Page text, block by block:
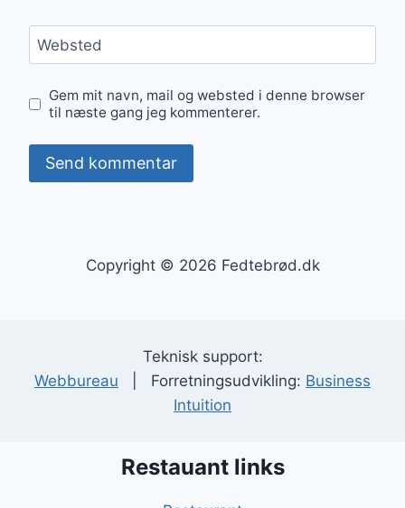
Websted
Gem mit navn, mail og websted i denne browser
til næste gang jeg kommenterer.
Copyright © 2026 Fedtebrød.dk
Teknisk support:
Webbureau | Forretningsudvikling: Business
Intuition
Restauant links